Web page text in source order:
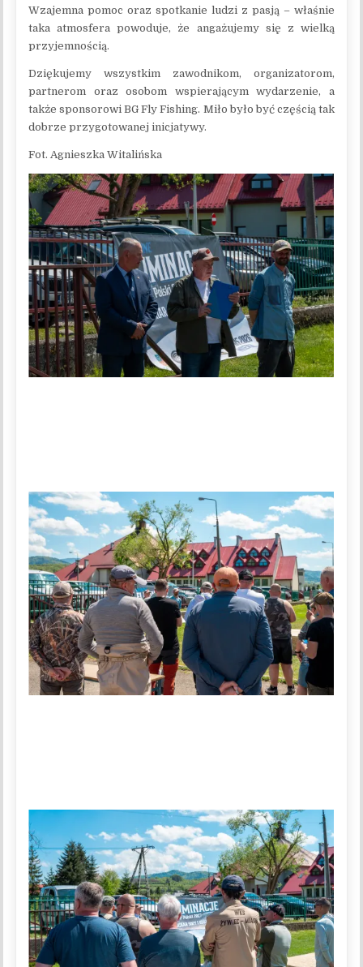
Wzajemna pomoc oraz spotkanie ludzi z pasją – właśnie
taka atmosfera powoduje, że angażujemy się z wielką
przyjemnością.
Dziękujemy wszystkim zawodnikom, organizatorom,
partnerom oraz osobom wspierającym wydarzenie, a
także sponsorowi BG Fly Fishing. Miło było być częścią tak
dobrze przygotowanej inicjatywy.
Fot. Agnieszka Witalińska